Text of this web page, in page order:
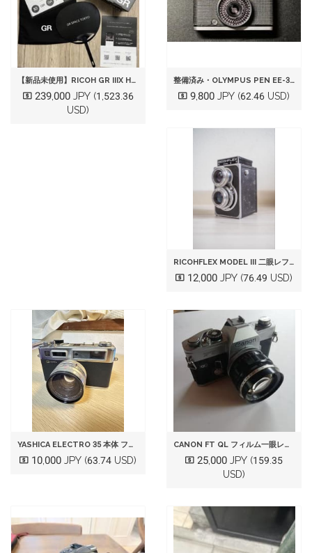
【新品未使用】RICOH GR IIIX HDF 本体
239,000 JPY (1,523.36
USD)
整備済み・OLYMPUS PEN EE-3 ハーフサイズカメラ 本体
9,800 JPY (62.46 USD)
RICOHFLEX MODEL III 二眼レフカメラ 本体（動作確認済み）
12,000 JPY (76.49 USD)
YASHICA ELECTRO 35 本体 フィルムカメラ
10,000 JPY (63.74 USD)
CANON FT QL フィルム一眼レフカメラ 本体
25,000 JPY (159.35
USD)